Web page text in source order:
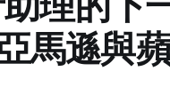
馬遜與